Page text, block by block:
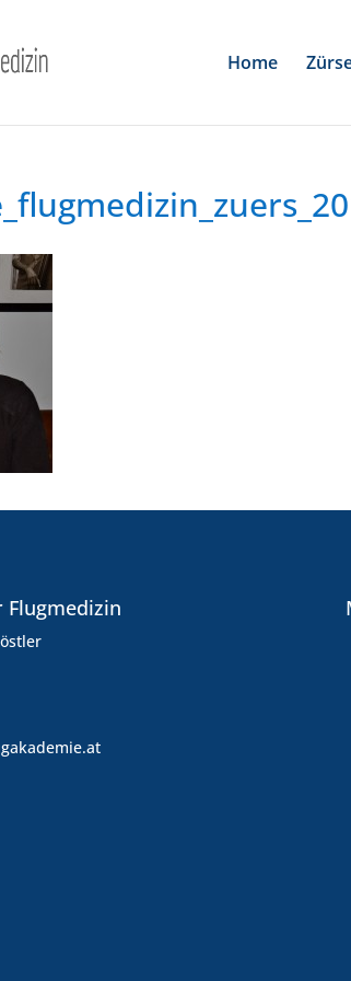
Home
Flugmedizin